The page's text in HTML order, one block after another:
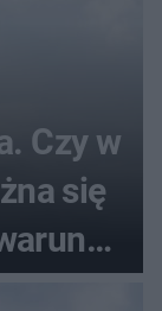
Czy w
się